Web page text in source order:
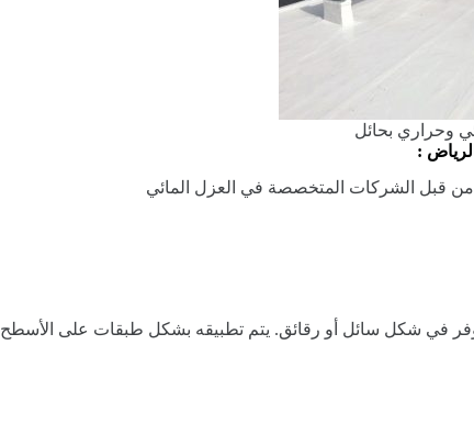
وحراري بحائل
:
قبل الشركات المتخصصة في العزل المائي
في شكل سائل أو رقائق. يتم تطبيقه بشكل طبقات على الأسطح